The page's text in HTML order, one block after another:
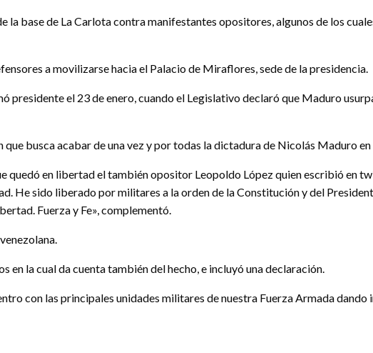
base de La Carlota contra manifestantes opositores, algunos de los
a movilizarse hacia el Palacio de Miraflores, sede de la presidencia.
el 23 de enero, cuando el Legislativo declaró que Maduro
busca acabar de una vez y por todas la dictadura de Nicolás Maduro en
quedó en libertad el también opositor Leopoldo López quien escribió en
He sido liberado por militares a la orden de la Constitución y del
Fuerza y Fe», complementó.
la cual da cuenta también del hecho, e incluyó una declaración.
con las principales unidades militares de nuestra Fuerza Armada dando